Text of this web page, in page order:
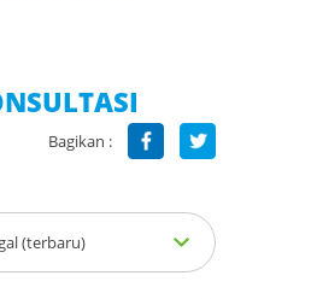
Bagikan :
(terbaru)